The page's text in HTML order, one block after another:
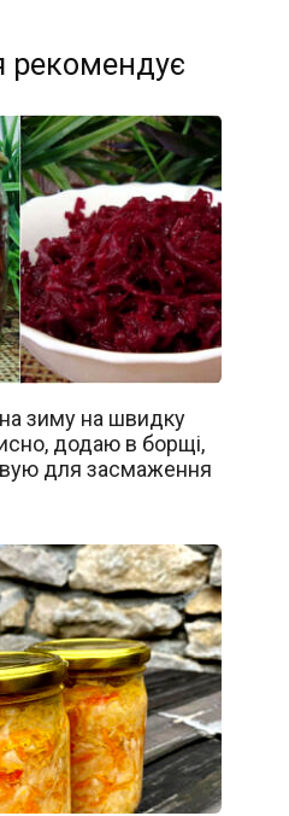
рекомендує
зиму на швидку
додаю в борщі,
для засмаження